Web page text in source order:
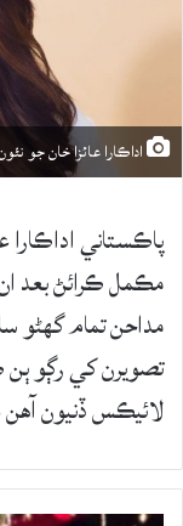
اداڪارا عائزا خان جو
پاڪستاني
مڪمل ڪرائڻ بعد
مداحن تمام گهڻو
لائيڪس ڏنيون